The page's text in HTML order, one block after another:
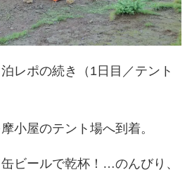
レポの続き（1日目／テント
小屋のテント場へ到着。
ビールで乾杯！…のんびり、